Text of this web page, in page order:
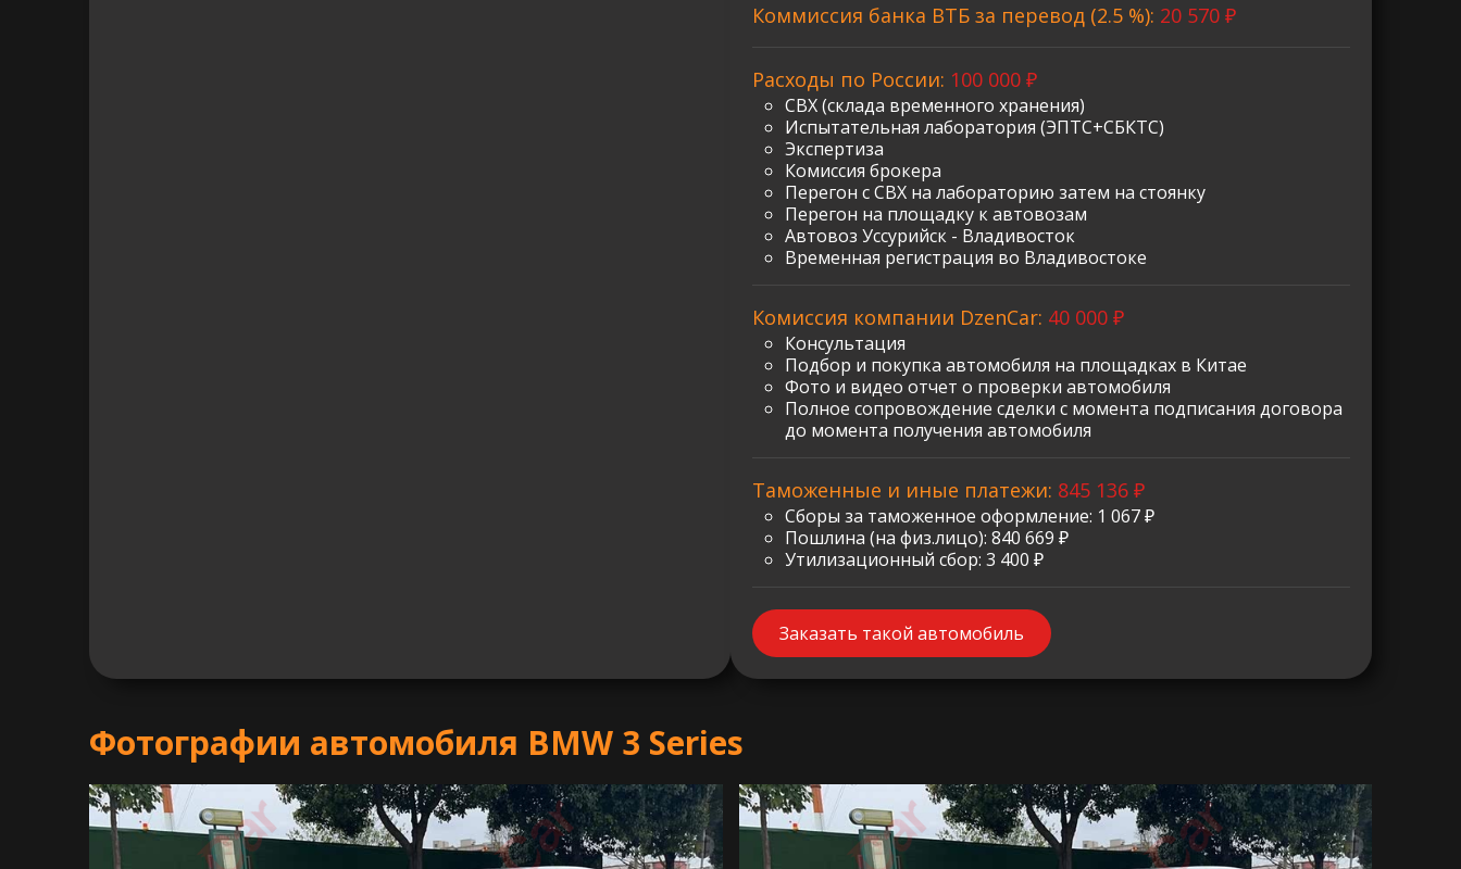
Коммиссия банка ВТБ за перевод (2.5 %): 20 570 ₽
Расходы по России: 100 000 ₽
СВХ (склада временного хранения)
Испытательная лаборатория (ЭПТС+СБКТС)
Экспертиза
Комиссия брокера
Перегон с СВХ на лабораторию затем на стоянку
Перегон на площадку к автовозам
Автовоз Уссурийск - Владивосток
Временная регистрация во Владивостоке
Комиссия компании DzenCar: 40 000 ₽
Консультация
Подбор и покупка автомобиля на площадках в Китае
Фото и видео отчет о проверки автомобиля
Полное сопровождение сделки с момента подписания договора
до момента получения автомобиля
Таможенные и иные платежи: 845 136 ₽
Сборы за таможенное оформление: 1 067 ₽
Пошлина (на физ.лицо): 840 669 ₽
Утилизационный сбор: 3 400 ₽
Заказать такой автомобиль
Фотографии автомобиля BMW 3 Series